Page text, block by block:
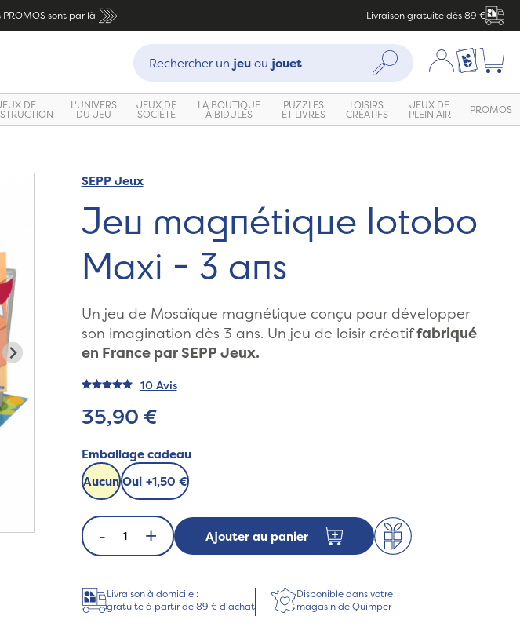
sont par là Livraison gratuite dès 89 €
Recherche :
Rechercher un jeuou jouet Rechercher Mon compte
Ma liste
DE L'UNIVERS
DU JEU
JEUX DE
SOCIÉTÉ
LA BOUTIQUE
À BIDULES
PUZZLES
ET LIVRES
LOISIRS
CRÉATIFS
JEUX DE
PLEIN AIR PROMOS
ZoomSEPP Jeux
Jeu magnétique Iotobo
Maxi - 3 ans
Un jeu de Mosaïque magnétique conçu pour développer
son imagination dès 3 ans. Un jeu de loisir créatiffabriqué
en France par SEPP Jeux.
10 Avis
35,90 €
Emballage cadeau
AucunOui +1,50 €
- + Ajouter au panier
Livraison à domicile :
gratuite à partir de 89 € d'achat
Disponible dans votre
magasin de Quimper